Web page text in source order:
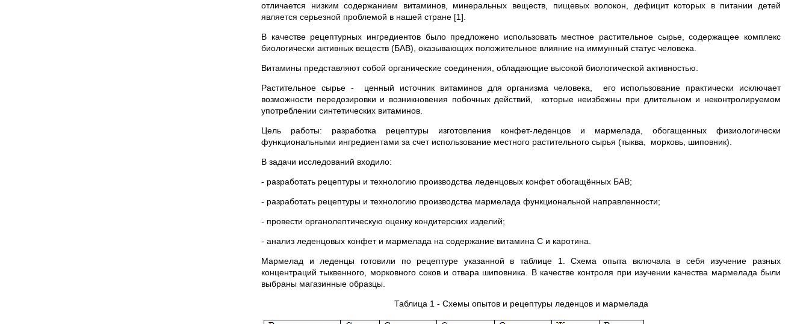
отличается низким содержанием витаминов, минеральных веществ, пищевых волокон, дефицит которых в питании детей
является серьезной проблемой в нашей стране [1].
В качестве рецептурных ингредиентов было предложено использовать местное растительное сырье, содержащее комплекс
биологически активных веществ (БАВ), оказывающих положительное влияние на иммунный статус человека.
Витамины представляют собой органические соединения, обладающие высокой биологической активностью.
Растительное сырье - ценный источник витаминов для организма человека, его использование практически исключает
возможности передозировки и возникновения побочных действий, которые неизбежны при длительном и неконтролируемом
употреблении синтетических витаминов.
Цель работы: разработка рецептуры изготовления конфет-леденцов и мармелада, обогащенных физиологически
функциональными ингредиентами за счет использование местного растительного сырья (тыква, морковь, шиповник).
В задачи исследований входило:
- разработать рецептуры и технологию производства леденцовых конфет обогащённых БАВ;
- разработать рецептуры и технологию производства мармелада функциональной направленности;
- провести органолептическую оценку кондитерских изделий;
- анализ леденцовых конфет и мармелада на содержание витамина С и каротина.
Мармелад и леденцы готовили по рецептуре указанной в таблице 1. Схема опыта включала в себя изучение разных
концентраций тыквенного, морковного соков и отвара шиповника. В качестве контроля при изучении качества мармелада были
выбраны магазинные образцы.
Таблица 1 - Схемы опытов и рецептуры леденцов и мармелада